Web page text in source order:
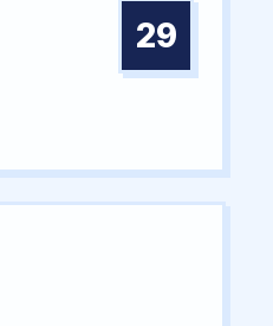
29